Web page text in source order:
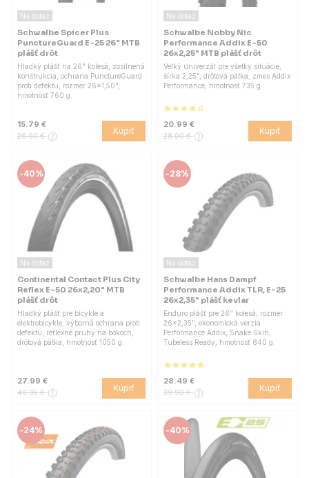
Na dotaz
Schwalbe Spicer Plus
PunctureGuard E-25 26" MTB
plášť drôt
Hladký plášť na 26" kolesá, zosilnená
konštrukcia, ochrana PunctureGuard
proti defektu, rozmer 26x1,50",
hmotnosť 760 g.
15.79 €
26.90 € Kúpiť
Na dotaz
Schwalbe Nobby Nic
Performance Addix E-50
26x2,25" MTB plášť drôt
Veľký univerzál pre všetky situácie,
šírka 2,25", drôtová pätka, zmes Addix
Performance, hmotnosť 735 g.
20.99 €
28.90 € Kúpiť
-40%
Na dotaz
Continental Contact Plus City
Reflex E-50 26x2,20" MTB
plášť drôt
Hladký plášť pre bicykle a
elektrobicykle, výborná ochrana proti
defektu, reflexné pruhy na bokoch,
drôtová pätka, hmotnosť 1050 g.
27.99 €
46.95 € Kúpiť
-28%
Na dotaz
Schwalbe Hans Dampf
Performance Addix TLR, E-25
26x2,35" plášť kevlar
Enduro plášť pre 26" kolesá, rozmer
26x2,35", ekonomická verzia
Performance Addix, Snake Skin,
Tubeless Ready, hmotnosť 840 g.
28.49 €
39.90 € Kúpiť
-24% -40%